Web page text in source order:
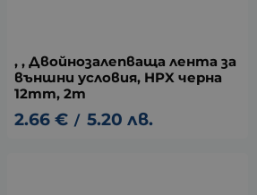
, , Двойнозалепваща лента за
външни условия, HPX черна
12mm, 2m
2.66 € / 5.20 лв.